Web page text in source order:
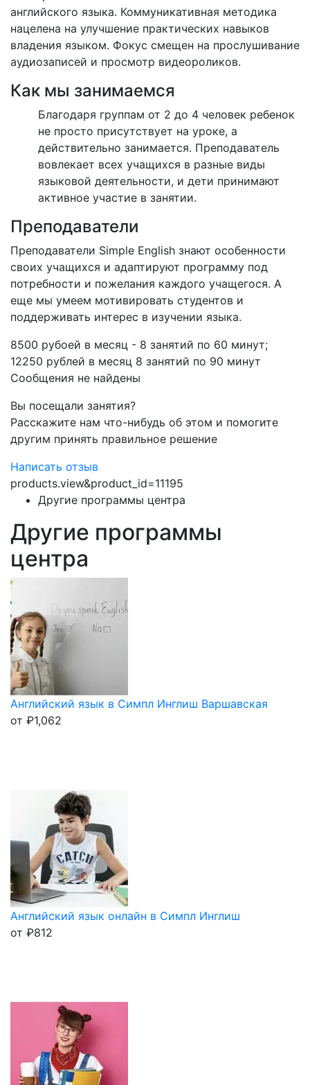
английского языка. Коммуникативная методика
нацелена на улучшение практических навыков
владения языком. Фокус смещен на прослушивание
аудиозаписей и просмотр видеороликов.
Как мы занимаемся
Благодаря группам от 2 до 4 человек ребенок
не просто присутствует на уроке, а
действительно занимается. Преподаватель
вовлекает всех учащихся в разные виды
языковой деятельности, и дети принимают
активное участие в занятии.
Преподаватели
Преподаватели Simple English знают особенности
своих учащихся и адаптируют программу под
потребности и пожелания каждого учащегося. А
еще мы умеем мотивировать студентов и
поддерживать интерес в изучении языка.
8500 рубоей в месяц - 8 занятий по 60 минут;
12250 рублей в месяц 8 занятий по 90 минут
Сообщения не найдены
Вы посещали занятия?
Расскажите нам что-нибудь об этом и помогите
другим принять правильное решение
Написать отзыв
products.view&product_id=11195
Другие программы центра
Другие программы
центра
Английский язык в Симпл Инглиш Варшавская
от ₽1,062
Английский язык онлайн в Симпл Инглиш
от ₽812